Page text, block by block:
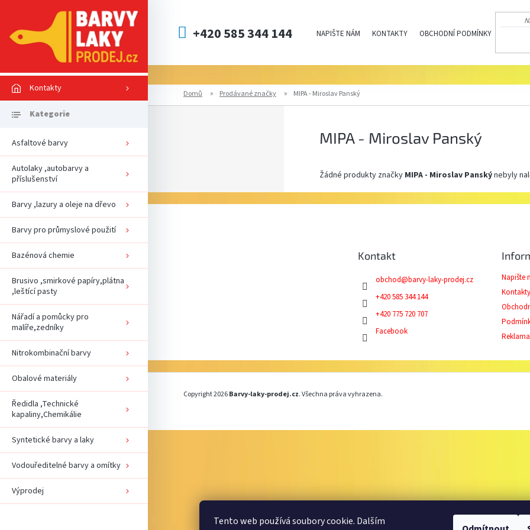
Tento web používá soubory cookie. Dalším
+420 585 344 144 NAPIŠTE NÁM KONTAKTY OBCHODNÍ PODMÍNKY
Kontakty
Asfaltové barvy
Autolaky ,autobarvy a
příslušenství
Barvy ,lazury a oleje na dřevo
Barvy pro průmyslové použití
Bazénová chemie
Brusivo ,smirkové papíry,plátna
,leštící pasty
Nářadí a pomůcky pro
malíře,zedníky
Nitrokombinační barvy
Obalové materiály
Ředidla ,Technické
kapaliny,Chemikálie
Syntetické barvy a laky
Vodouředitelné barvy a omítky
Výprodej
Domů Prodávané značky MIPA - Miroslav Panský
n
n
í
a
e
MIPA - Miroslav Panský
Žádné produkty značky MIPA - Miroslav Panskýnebyly
Kontakt
obchod@barvy-laky-prodej.cz
+420 585 344 144
+420 775 720 707
Facebook
Napište
Kontakty
Copyright 2026Barvy-laky-prodej.cz. Všechna práva vyhrazena.